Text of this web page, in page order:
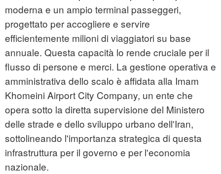
moderna e un ampio terminal passeggeri,
progettato per accogliere e servire
efficientemente milioni di viaggiatori su base
annuale. Questa capacità lo rende cruciale per il
flusso di persone e merci. La gestione operativa e
amministrativa dello scalo è affidata alla Imam
Khomeini Airport City Company, un ente che
opera sotto la diretta supervisione del Ministero
delle strade e dello sviluppo urbano dell'Iran,
sottolineando l'importanza strategica di questa
infrastruttura per il governo e per l'economia
nazionale.